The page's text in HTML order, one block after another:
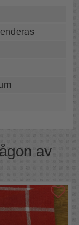
av